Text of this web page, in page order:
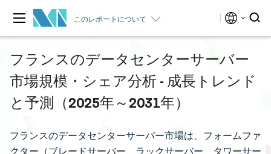
このレポートについて
フランスのデータセンターサーバー
市場規模・シェア分析 - 成長トレンド
と予測（2025年～2031年）
フランスのデータセンターサーバー市場は、フォームファ
クター（ブレードサーバー、ラックサーバー、タワーサー